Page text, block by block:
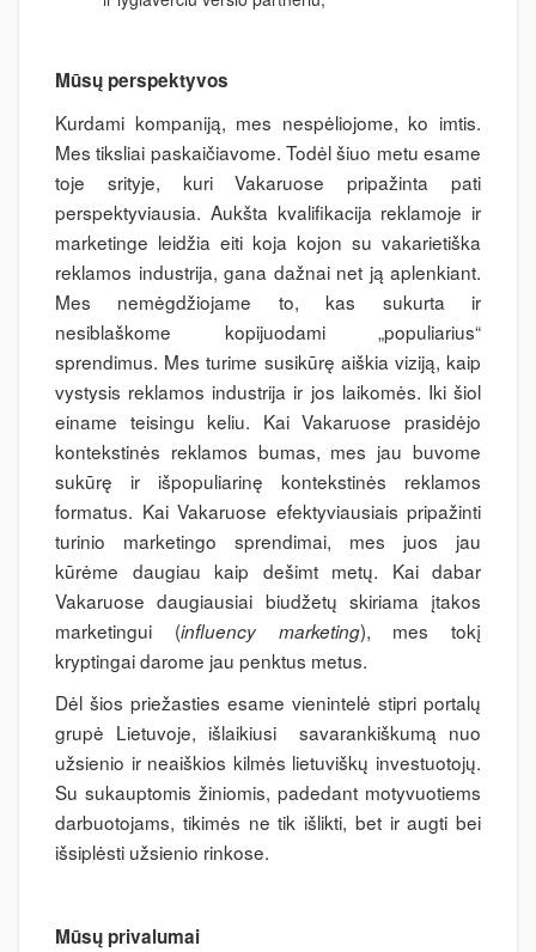
Mūsų perspektyvos
Kurdami kompaniją, mes nespėliojome, ko imtis.
Mes tiksliai paskaičiavome. Todėl šiuo metu esame
toje srityje, kuri Vakaruose pripažinta pati
perspektyviausia. Aukšta kvalifikacija reklamoje ir
marketinge leidžia eiti koja kojon su vakarietiška
reklamos industrija, gana dažnai net ją aplenkiant.
Mes nemėgdžiojame to, kas sukurta ir
nesiblaškome kopijuodami „populiarius“
sprendimus. Mes turime susikūrę aiškia viziją, kaip
vystysis reklamos industrija ir jos laikomės. Iki šiol
einame teisingu keliu. Kai Vakaruose prasidėjo
kontekstinės reklamos bumas, mes jau buvome
sukūrę ir išpopuliarinę kontekstinės reklamos
formatus. Kai Vakaruose efektyviausiais pripažinti
turinio marketingo sprendimai, mes juos jau
kūrėme daugiau kaip dešimt metų. Kai dabar
Vakaruose daugiausiai biudžetų skiriama įtakos
marketingui (influency marketing), mes tokį
kryptingai darome jau penktus metus.
Dėl šios priežasties esame vienintelė stipri portalų
grupė Lietuvoje, išlaikiusi savarankiškumą nuo
užsienio ir neaiškios kilmės lietuviškų investuotojų.
Su sukauptomis žiniomis, padedant motyvuotiems
darbuotojams, tikimės ne tik išlikti, bet ir augti bei
išsiplėsti užsienio rinkose.
Mūsų privalumai